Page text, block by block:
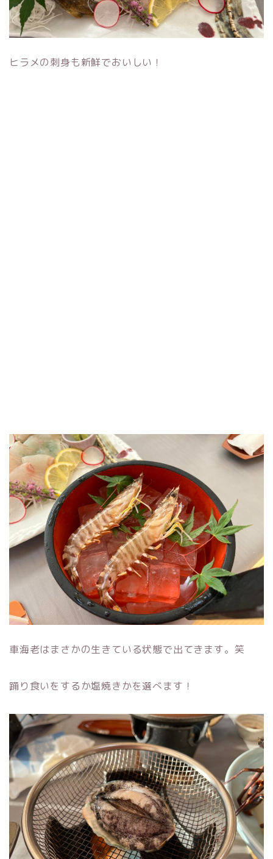
ヒラメの刺身も新鮮でおいしい！
車海老はまさかの生きている状態で出てきます。笑
踊り食いをするか塩焼きかを選べます！